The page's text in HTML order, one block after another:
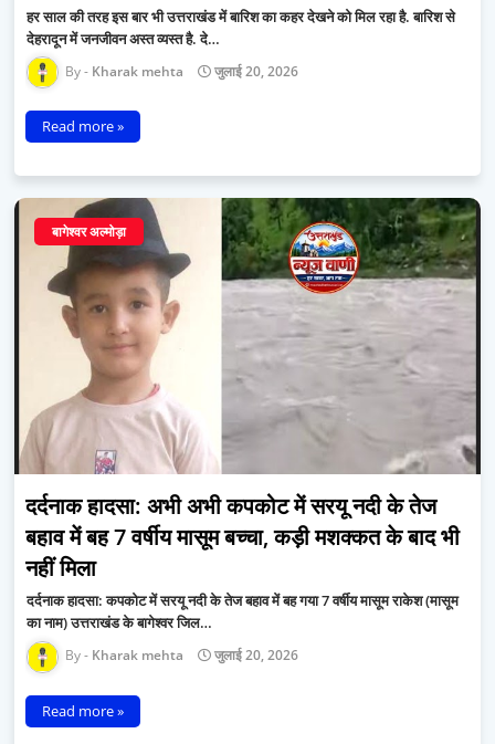
हर साल की तरह इस बार भी उत्तराखंड में बारिश का कहर देखने को मिल रहा है. बारिश से
देहरादून में जनजीवन अस्त व्यस्त है. दे…
Kharak mehta जुलाई 20, 2026
Read more »
बागेश्वर अल्मोड़ा
दर्दनाक हादसा: अभी अभी कपकोट में सरयू नदी के तेज
बहाव में बह 7 वर्षीय मासूम बच्चा, कड़ी मशक्कत के बाद भी
नहीं मिला
दर्दनाक हादसा: कपकोट में सरयू नदी के तेज बहाव में बह गया 7 वर्षीय मासूम राकेश (मासूम
का नाम) उत्तराखंड के बागेश्वर जिल…
Kharak mehta जुलाई 20, 2026
Read more »